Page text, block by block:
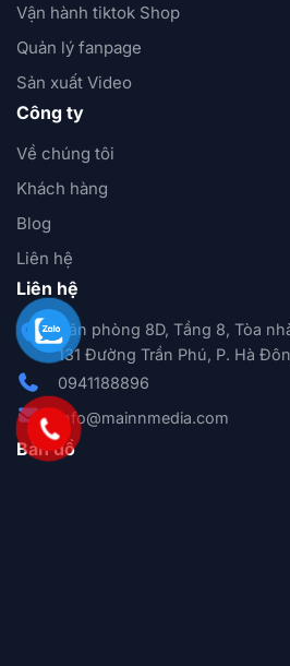
Vận hành tiktok Shop
Quản lý fanpage
Sản xuất Video
Công ty
Về chúng tôi
Khách hàng
Blog
Liên hệ
Liên hệ
Văn phòng 8D, Tầng 8, Tòa
131 Đường Trần Phú, P. Hà
0941188896
info@mainnmedia.com
Bản đồ